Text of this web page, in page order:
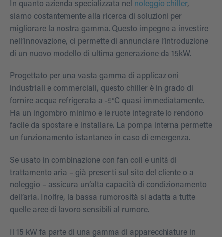
In quanto azienda specializzata nel noleggio chiller,
siamo costantemente alla ricerca di soluzioni per
migliorare la nostra gamma. Questo impegno a investire
nell’innovazione, ci permette di annunciare l’introduzione
di un nuovo modello di ultima generazione da 15kW.
Progettato per una vasta gamma di applicazioni
industriali e commerciali, questo chiller è in grado di
fornire acqua refrigerata a -5°C quasi immediatamente.
Ha un ingombro minimo e le ruote integrate lo rendono
facile da spostare e installare. La pompa interna permette
un funzionamento istantaneo in caso di emergenza.
Se usato in combinazione con fan coil e unità di
trattamento aria – già presenti sul sito del cliente o a
noleggio – assicura un’alta capacità di condizionamento
dell’aria. Inoltre, la bassa rumorosità si adatta a tutte
quelle aree di lavoro sensibili al rumore.
Il 15 kW fa parte di una gamma di apparecchiature in